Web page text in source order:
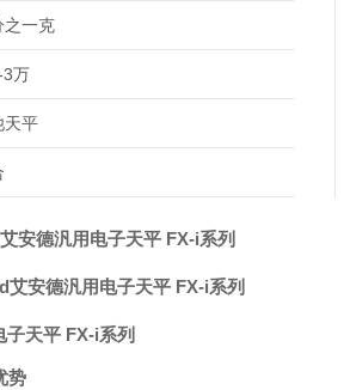
之一克
3万
天平
安德汎用电子天平 FX-i系列
子天平 FX-i系列
势